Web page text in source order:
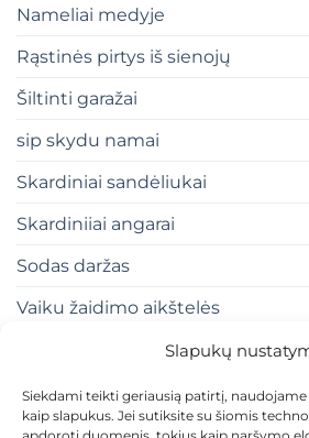
Slapukų
Siekdami teikti geriausią patirtį,
kaip slapukus. Jei sutiksite su šiomis
Nameliai medyje
Rąstinės pirtys iš sienojų
Šiltinti garažai
sip skydu namai
Skardiniai sandėliukai
Skardiniiai angarai
Sodas daržas
Vaiku žaidimo aikštelės